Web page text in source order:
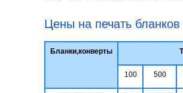
Цены на печать бланков
Бланки,конверты
100 500